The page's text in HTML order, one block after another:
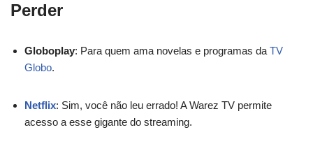
Perder
Globoplay: Para quem ama novelas e programas da TV
Globo.
Netflix: Sim, você não leu errado! A Warez TV permite
acesso a esse gigante do streaming.